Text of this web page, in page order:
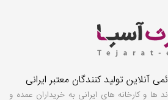
آنلاین تولید کنندگان معتبر ایرانی
ها و کارخانه های ایرانی به خریداران عمده و